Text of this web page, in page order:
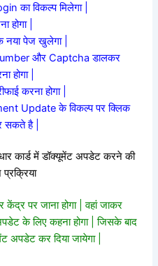
का विकल्प मिलेगा |
होगा |
पेज खुलेगा |
और Captcha डालकर
होगा |
करना होगा |
Update के विकल्प पर क्लिक
है |
कार्ड में डॉक्यूमेंट अपडेट करने की
पर जाना होगा | वहां जाकर
के लिए कहना होगा | जिसके बाद
अपडेट कर दिया जायेगा |